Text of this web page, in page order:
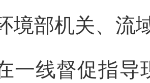
境部机关、流
一线督促指导